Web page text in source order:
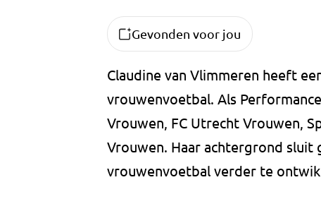
Gevonden voor jou
Claudine van Vlimmeren heeft
vrouwenvoetbal. Als
Vrouwen, FC Utrecht Vrouwen,
Vrouwen. Haar achtergrond sluit
vrouwenvoetbal verder te